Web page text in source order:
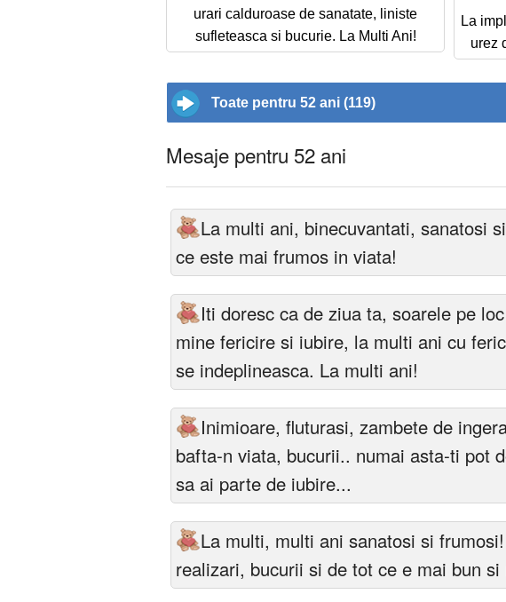
urari calduroase de sanatate, liniste
sufleteasca si bucurie. La Multi Ani!
La
urez
Toate pentru 52 ani (119)
Mesaje pentru 52 ani
La multi ani, binecuvantati, sanatosi
ce este mai frumos in viata!
Iti doresc ca de ziua ta, soarele pe
mine fericire si iubire, la multi ani cu
se indeplineasca. La multi ani!
Inimioare, fluturasi, zambete de
bafta-n viata, bucurii.. numai asta-ti pot
sa ai parte de iubire...
La multi, multi ani sanatosi si
realizari, bucurii si de tot ce e mai bun